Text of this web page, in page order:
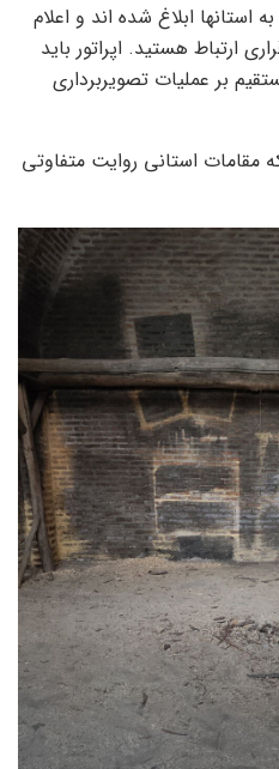
استانها ابلاغ شده اند و اعلام
ارتباط هستید. اپراتور باید
بر عملیات تصویربرداری
مقامات استانی روایت متفاوتی